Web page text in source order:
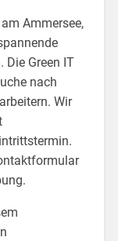
Ammersee,
Die Green IT
nach
Wir